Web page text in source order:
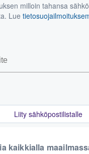
milloin tahansa
Lue
Liity sähköpostilistalle
kaikkialla